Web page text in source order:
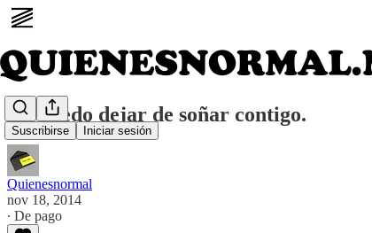
Suscribirse Iniciar sesión
No puedo dejar de soñar contigo.
Quienesnormal
nov 18, 2014
∙ De pago